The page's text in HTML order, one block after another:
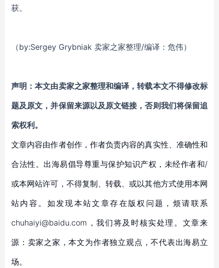
获。
（by:Sergey Grybniak 卖家之家整理/编译：危伟）
声明：本文由卖家之家整理和编译 ，转载本文不得修改标
题及原文，并保留来源以及原文链接，否则我们将保留追
索权利。
文章内容由作者创作，作者负责内容的真实性、准确性和
合法性。出海易倡导尊重与保护知识产权，未经作者和/
或本网站许可，不得复制、转载、或以其他方式使用本网
站内容。如发现本站文章存在版权问题，烦请联系
chuhaiyi@baidu.com，我们将及时核实处理。文章来
源：卖家之家，本文为作者独立观点，不代表出海易立
场。